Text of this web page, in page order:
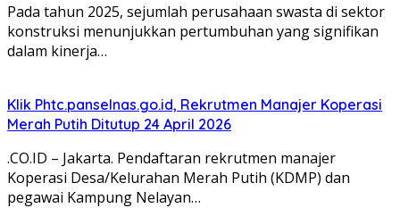
Pada tahun 2025, sejumlah perusahaan swasta di sektor
konstruksi menunjukkan pertumbuhan yang signifikan
dalam kinerja…
Klik Phtc.panselnas.go.id, Rekrutmen Manajer Koperasi
Merah Putih Ditutup 24 April 2026
.CO.ID – Jakarta. Pendaftaran rekrutmen manajer
Koperasi Desa/Kelurahan Merah Putih (KDMP) dan
pegawai Kampung Nelayan…